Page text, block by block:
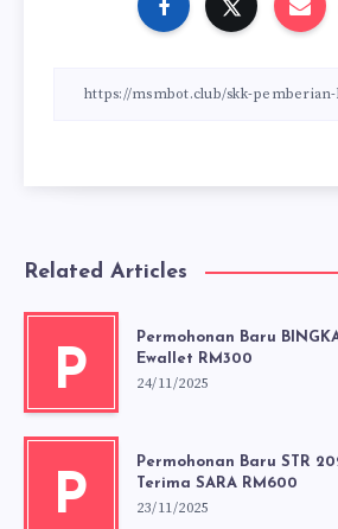
Related Articles
P
Permohonan Baru
Ewallet RM300
24/11/2025
P
Permohonan Baru STR
Terima SARA RM600
23/11/2025